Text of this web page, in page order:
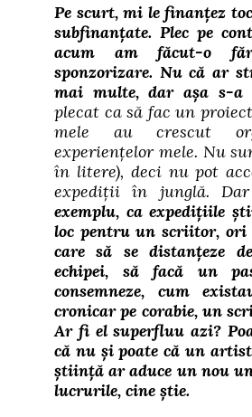
Pe scurt, mi le finanțez
subfinanțate. Plec pe
acum am făcut-o
sponzorizare. Nu că ar
mai multe, dar așa s-a
plecat ca să fac un
mele au crescut
experiențelor mele. Nu
în litere), deci nu pot
expediții în junglă.
exemplu, ca expedițiile
loc pentru un scriitor, ori
care să se distanțeze
echipei, să facă un
consemneze, cum
cronicar pe corabie, un
Ar fi el superfluu azi?
că nu și poate că un
știință ar aduce un nou
lucrurile, cine știe.